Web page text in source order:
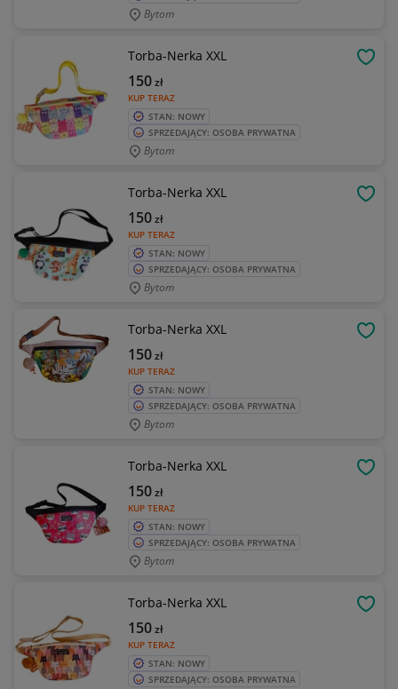
Bytom
Torba-Nerka XXL
KUP TERAZ
150zł
STAN: NOWY
SPRZEDAJĄCY: OSOBA PRYWATNA
Bytom
Torba-Nerka XXL
KUP TERAZ
150zł
STAN: NOWY
SPRZEDAJĄCY: OSOBA PRYWATNA
Bytom
Torba-Nerka XXL
KUP TERAZ
150zł
STAN: NOWY
SPRZEDAJĄCY: OSOBA PRYWATNA
Bytom
Torba-Nerka XXL
KUP TERAZ
150zł
STAN: NOWY
SPRZEDAJĄCY: OSOBA PRYWATNA
Bytom
Torba-Nerka XXL
KUP TERAZ
150zł
STAN: NOWY
SPRZEDAJĄCY: OSOBA PRYWATNA